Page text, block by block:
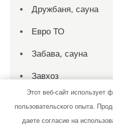
Дружбаня, сауна
Евро ТО
Забава, сауна
Завхоз
Заправка
Звездная, сауна
Этот веб-сайт
пользовательского опыта.
даете согласие на